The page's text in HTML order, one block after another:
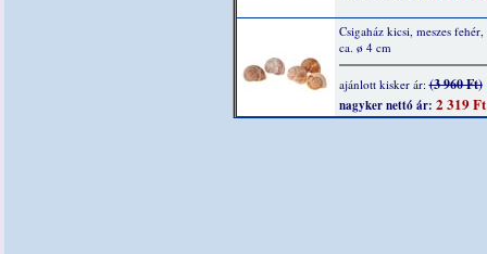
Csigaház kicsi, meszes
ca. ø 4 cm
ajánlott kisker ár:(3 960 Ft)
nagyker nettó ár: 2 319 Ft